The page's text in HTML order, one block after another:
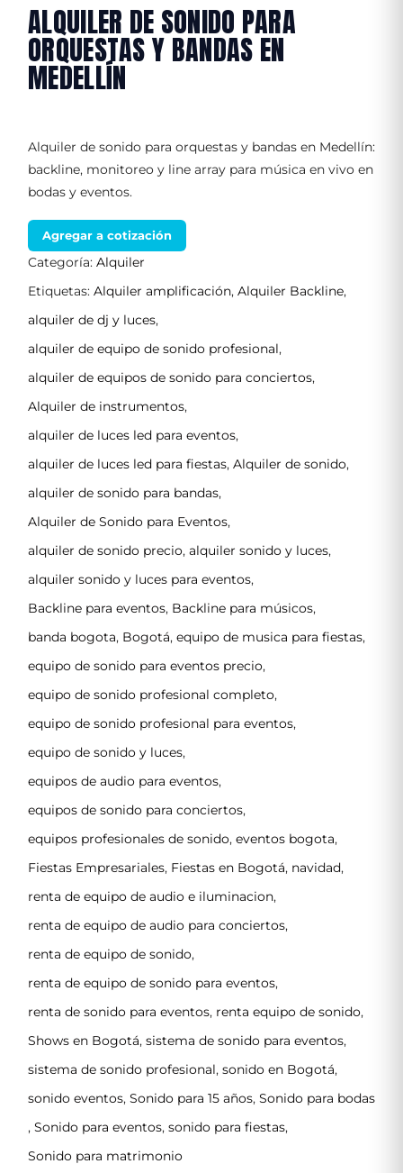
ALQUILER DE SONIDO PARA
ORQUESTAS Y BANDAS EN
MEDELLÍN
Alquiler de sonido para orquestas y bandas en Medellín:
backline, monitoreo y line array para música en vivo en
bodas y eventos.
Agregar a cotización
Categoría: Alquiler
Etiquetas: Alquiler amplificación, Alquiler Backline,
alquiler de dj y luces,
alquiler de equipo de sonido profesional,
alquiler de equipos de sonido para conciertos,
Alquiler de instrumentos,
alquiler de luces led para eventos,
alquiler de luces led para fiestas, Alquiler de sonido,
alquiler de sonido para bandas,
Alquiler de Sonido para Eventos,
alquiler de sonido precio, alquiler sonido y luces,
alquiler sonido y luces para eventos,
Backline para eventos, Backline para músicos,
banda bogota, Bogotá, equipo de musica para fiestas,
equipo de sonido para eventos precio,
equipo de sonido profesional completo,
equipo de sonido profesional para eventos,
equipo de sonido y luces,
equipos de audio para eventos,
equipos de sonido para conciertos,
equipos profesionales de sonido, eventos bogota,
Fiestas Empresariales, Fiestas en Bogotá, navidad,
renta de equipo de audio e iluminacion,
renta de equipo de audio para conciertos,
renta de equipo de sonido,
renta de equipo de sonido para eventos,
renta de sonido para eventos, renta equipo de sonido,
Shows en Bogotá, sistema de sonido para eventos,
sistema de sonido profesional, sonido en Bogotá,
sonido eventos, Sonido para 15 años, Sonido para bodas
, Sonido para eventos, sonido para fiestas,
Sonido para matrimonio